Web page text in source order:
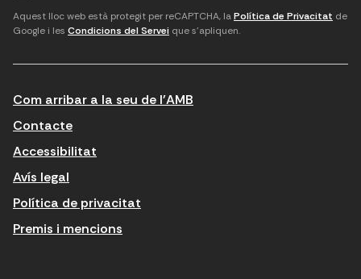
r
m
i
n
t
u
m
p
r
r
e
e
'
a
e
p
t
e
Aquest lloc web està protegit per reCAPTCHA, laPolítica de Privacitat de
Google i les Condicions del Servei que s'apliquen.
Com arribar a la seu de l'AMB
Contacte
Accessibilitat
Avís legal
Política de privacitat
Premis i mencions